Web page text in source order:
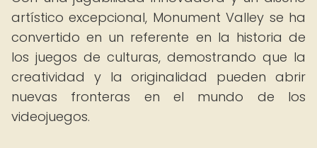
artístico excepcional, Monument Valley se ha
convertido en un referente en la historia de
los juegos de culturas, demostrando que la
creatividad y la originalidad pueden abrir
nuevas fronteras en el mundo de los
videojuegos.